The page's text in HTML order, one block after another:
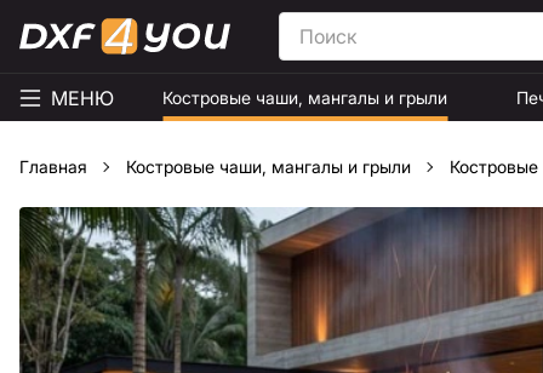
МЕНЮ Костровые чаши, мангалы и грыли
Главная Костровые чаши, мангалы и грыли